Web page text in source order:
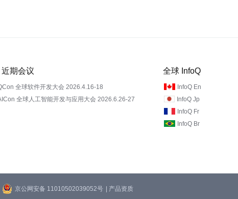
近期会议
全球软件开发大会 2026.4.16-18
全球人工智能开发与应用大会 2026.6.26-27
全球 InfoQ
InfoQ En
InfoQ Jp
InfoQ Fr
InfoQ Br
京公网安备 11010502039052号 | 产品资质